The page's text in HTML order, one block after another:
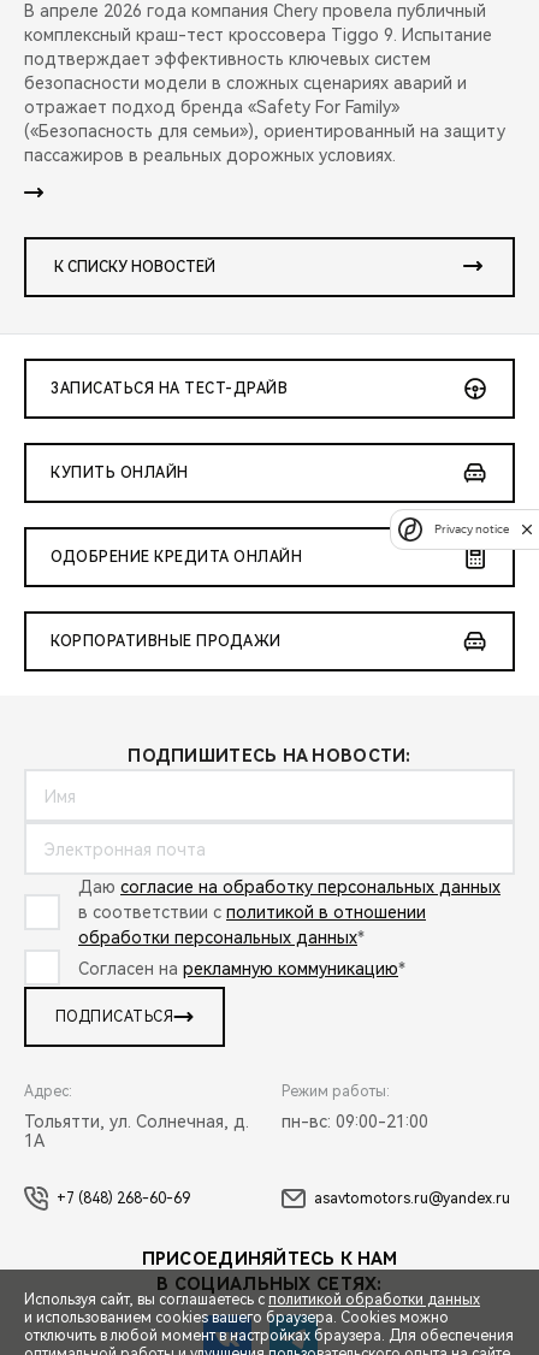
В апреле 2026 года компания Chery провела публичный
комплексный краш-тест кроссовера Tiggo 9. Испытание
подтверждает эффективность ключевых систем
безопасности модели в сложных сценариях аварий и
отражает подход бренда «Safety For Family»
(«Безопасность для семьи»), ориентированный на защиту
пассажиров в реальных дорожных условиях.
К СПИСКУ НОВОСТЕЙ
ЗАПИСАТЬСЯ НА ТЕСТ-ДРАЙВ
КУПИТЬ ОНЛАЙН
ОДОБРЕНИЕ КРЕДИТА ОНЛАЙН
КОРПОРАТИВНЫЕ ПРОДАЖИ
ПОДПИШИТЕСЬ НА НОВОСТИ:
Даю согласие на обработку персональных данных
в соответствии с политикой в отношении
обработки персональных данных*
Согласен на рекламную коммуникацию*
ПОДПИСАТЬСЯ
Адрес:
Тольятти, ул. Солнечная, д.
1А
Режим работы:
пн-вс: 09:00-21:00
+7 (848) 268-60-69 asavtomotors.ru@yandex.ru
ПРИСОЕДИНЯЙТЕСЬ К НАМ
В СОЦИАЛЬНЫХ СЕТЯХ:
Используя сайт, вы соглашаетесь с политикой обработки данных
и использованием cookies вашего браузера. Cookies можно
отключить в любой момент в настройках браузера. Для обеспечения
Privacy notice